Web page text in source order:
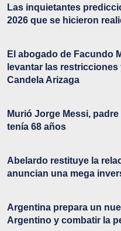
Las inquietantes
2026 que se hicieron
El abogado de Facundo
levantar las
Candela Arizaga
Murió Jorge Messi,
tenía 68 años
Abelardo restituye la
anuncian una mega
Argentina prepara un
Argentino y combatir la